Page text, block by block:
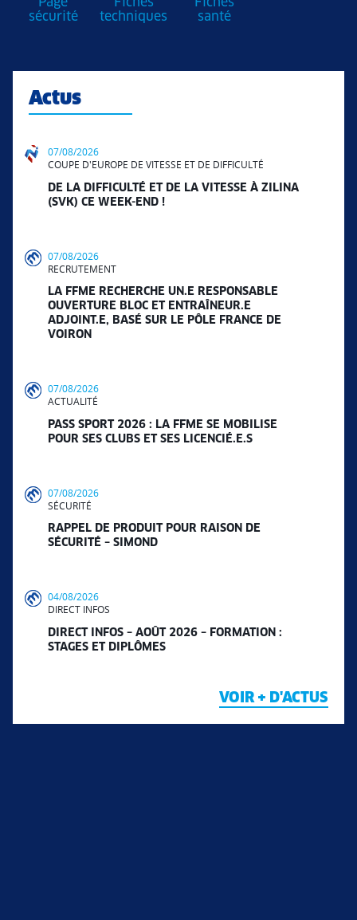
sécurité
techniques
santé
Actus
07/08/2026
COUPE D'EUROPE DE VITESSE ET DE DIFFICULTÉ
DE LA DIFFICULTÉ ET DE LA VITESSE À ZILINA
(SVK) CE WEEK-END !
07/08/2026
RECRUTEMENT
LA FFME RECHERCHE UN.E RESPONSABLE
OUVERTURE BLOC ET ENTRAÎNEUR.E
ADJOINT.E, BASÉ SUR LE PÔLE FRANCE DE
VOIRON
07/08/2026
ACTUALITÉ
PASS SPORT 2026 : LA FFME SE MOBILISE
POUR SES CLUBS ET SES LICENCIÉ.E.S
07/08/2026
SÉCURITÉ
RAPPEL DE PRODUIT POUR RAISON DE
SÉCURITÉ – SIMOND
04/08/2026
DIRECT INFOS
DIRECT INFOS – AOÛT 2026 – FORMATION :
STAGES ET DIPLÔMES
VOIR + D'ACTUS